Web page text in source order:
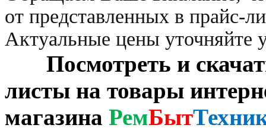
от представленных в прайс-
Актуальные цены уточняйте
Посмотреть и
листы на товары
магазина РемБыт